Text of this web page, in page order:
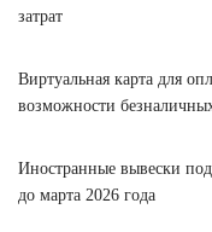
затрат
Виртуальная карта для
возможности
Иностранные вывески
до марта 2026 года